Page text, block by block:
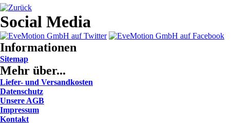
Social Media
Informationen
Sitemap
Mehr über...
Liefer- und Versandkosten
Datenschutz
Unsere AGB
Impressum
Kontakt